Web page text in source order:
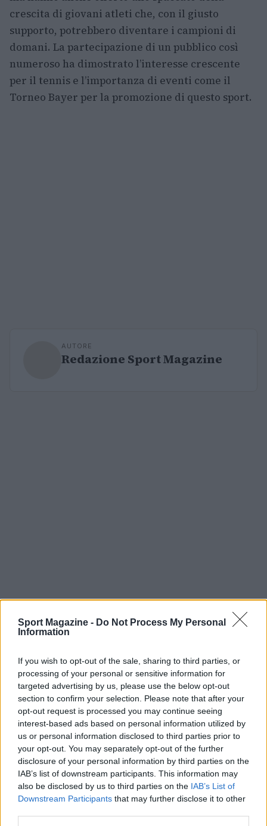
Sport Magazine - Do Not Process My Personal
Information
If you wish to opt-out of the sale, sharing to third parties, or
processing of your personal or sensitive information for
targeted advertising by us, please use the below opt-out
section to confirm your selection. Please note that after your
opt-out request is processed you may continue seeing
interest-based ads based on personal information utilized by
us or personal information disclosed to third parties prior to
your opt-out. You may separately opt-out of the further
disclosure of your personal information by third parties on the
IAB’s list of downstream participants. This information may
also be disclosed by us to third parties on the IAB’s List of
Downstream Participants that may further disclose it to other
crescita di giovani atleti che, con il giusto
supporto, potrebbero diventare i campioni di
domani. La partecipazione di un pubblico così
numeroso ha dimostrato l’interesse crescente
per il tennis e l’importanza di eventi come il
Torneo Bayer per la promozione di questo sport.
AUTORE
Redazione Sport Magazine
Continua a leggere
TENNIS